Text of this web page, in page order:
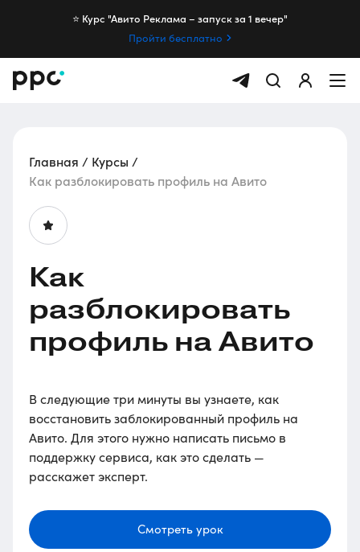
⭐️ Курс "Авито Реклама – запуск за 1 вечер"
Пройти бесплатно
Главная
Курсы
Как разблокировать профиль на Авито
Как
разблокировать
профиль на Авито
В следующие три минуты вы узнаете, как
восстановить заблокированный профиль на
Авито. Для этого нужно написать письмо в
поддержку сервиса, как это сделать —
расскажет эксперт.
Смотреть урок